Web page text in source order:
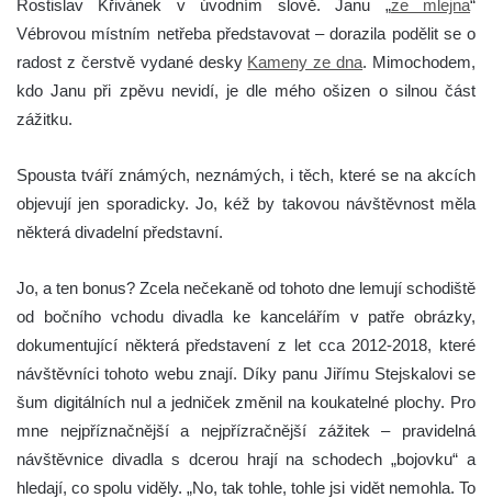
Rostislav Křivánek v úvodním slově. Janu „ze mlejna“
Vébrovou místním netřeba představovat – dorazila podělit se o
radost z čerstvě vydané desky Kameny ze dna. Mimochodem,
kdo Janu při zpěvu nevidí, je dle mého ošizen o silnou část
zážitku.
Spousta tváří známých, neznámých, i těch, které se na akcích
objevují jen sporadicky. Jo, kéž by takovou návštěvnost měla
některá divadelní představní.
Jo, a ten bonus? Zcela nečekaně od tohoto dne lemují schodiště
od bočního vchodu divadla ke kancelářím v patře obrázky,
dokumentující některá představení z let cca 2012-2018, které
návštěvníci tohoto webu znají. Díky panu Jiřímu Stejskalovi se
šum digitálních nul a jedniček změnil na koukatelné plochy. Pro
mne nejpříznačnější a nejpřízračnější zážitek – pravidelná
návštěvnice divadla s dcerou hrají na schodech „bojovku“ a
hledají, co spolu viděly. „No, tak tohle, tohle jsi vidět nemohla. To